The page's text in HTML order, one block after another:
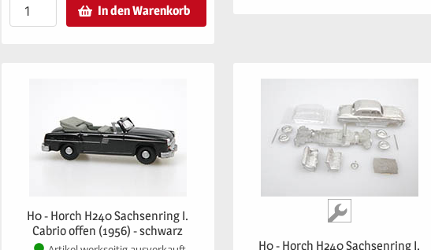
In den Warenkorb
H0 - Horch H240 Sachsenring I.
Cabrio offen (1956) - schwarz
H0 - Horch H240 Sachsenring I.